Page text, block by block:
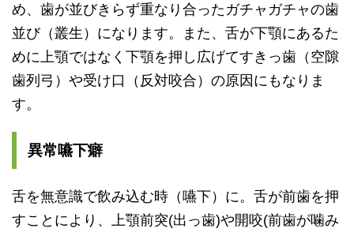
め、歯が並びきらず重なり合ったガチャガチャの歯
並び（叢生）になります。また、舌が下顎にあるた
めに上顎ではなく下顎を押し広げてすきっ歯（空隙
歯列弓）や受け口（反対咬合）の原因にもなりま
す。
異常嚥下癖
舌を無意識で飲み込む時（嚥下）に。舌が前歯を押
すことにより、
上顎前突(出っ歯)や開咬(前歯が噛み